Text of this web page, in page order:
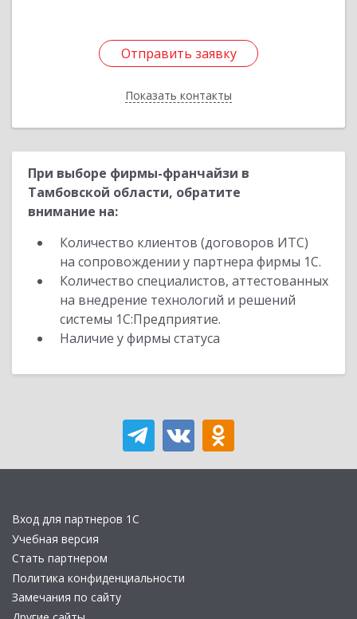
Отправить заявку
Показать контакты
Отправить заявку
Назад
При выборе фирмы-франчайзи в
Тамбовской области, обратите
внимание на:
Количество клиентов (договоров ИТС)
на сопровождении у партнера фирмы 1С.
Количество специалистов, аттестованных
на внедрение технологий и решений
системы 1С:Предприятие.
Наличие у фирмы статуса
Вход для партнеров 1С
Учебная версия
Стать партнером
Политика конфиденциальности
Замечания по сайту